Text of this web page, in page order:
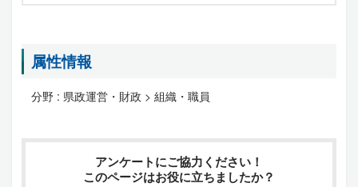
属性情報
分野 : 県政運営・財政 > 組織・職員
アンケートにご協力ください！
このページはお役に立ちましたか？